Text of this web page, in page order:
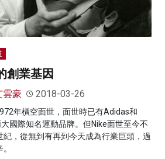
創業基因
雲豪 2018-03-26
年橫空面世，面世時已有Adidas和
國際知名運動品牌。但Nike面世至今不
紀，從無到有再到今天成為行業巨頭，過